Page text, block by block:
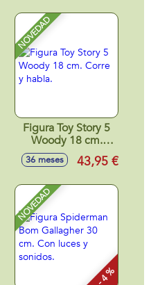
NOVEDAD
Figura Toy Story 5
Woody 18 cm.
Corre y habla.
36 meses 43,95 €
NOVEDAD
- 4 %